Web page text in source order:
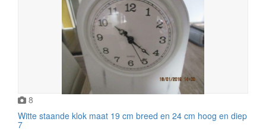
8
Witte staande klok maat 19 cm breed en 24 cm hoog en diep
7